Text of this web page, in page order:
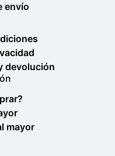
envío
devolución
mayor